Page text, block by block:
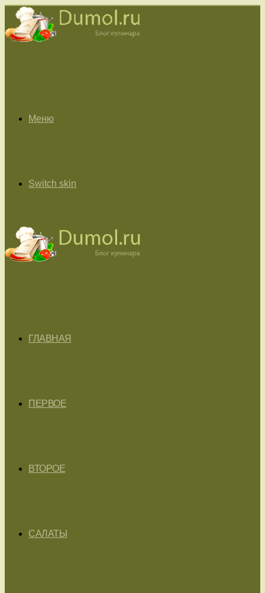
Меню
Switch skin
ГЛАВНАЯ
ПЕРВОЕ
ВТОРОЕ
САЛАТЫ